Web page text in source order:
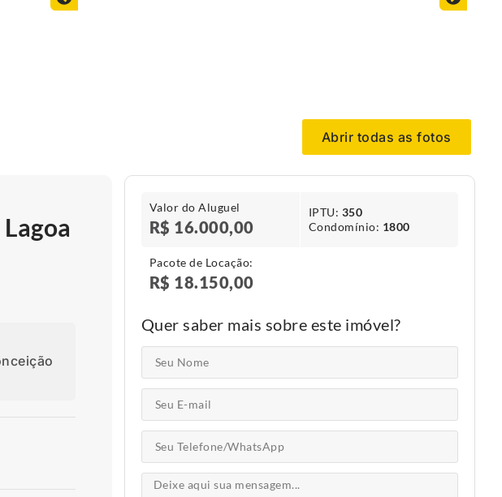
Abrir todas as fotos
Valor do Aluguel
R$ 16.000,00
IPTU​: 350
Condomínio​: 1800
Pacote de Locação:
R$ 18.150,00
Quer saber mais sobre este imóvel?